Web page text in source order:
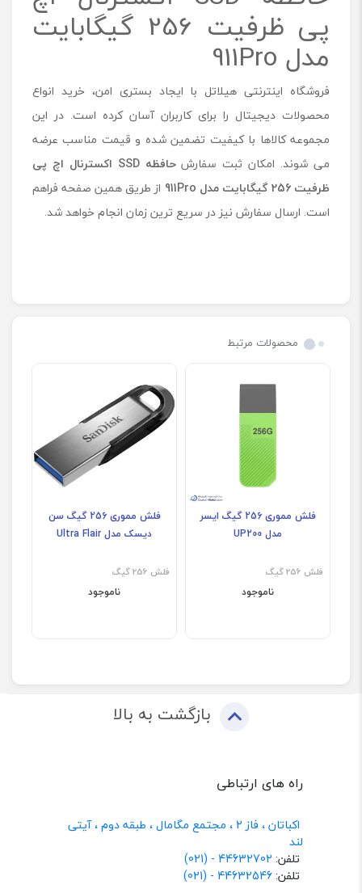
پی ظرفیت 256 گیگابایت
مدل 911Pro
فروشگاه اینترنتی هیلاتل با ایجاد بستری امن، خرید انواع
محصولات دیجیتال را برای کاربران آسان کرده است. در این
مجموعه کالاها با کیفیت تضمین شده و قیمت مناسب عرضه
می شوند. امکان ثبت سفارش
حافظه SSD اکسترنال اچ پی
ظرفیت 256 گیگابایت مدل
911Pro از طریق همین صفحه فراهم
است. ارسال سفارش نیز در سریع ترین زمان انجام خواهد شد.
محصولات مرتبط
فلش مموری 256 گیگ ایسر
مدل UP200
فلش 256 گیگ
ناموجود
فلش مموری 256 گیگ سن
دیسک مدل Ultra Flair
فلش 256 گیگ
ناموجود
بازگشت به بالا
راه های ارتباطی
اکباتان ، فاز 2 ، مجتمع مگامال ، طبقه دوم ، آیتی
لند
تلفن: 44632702 - (021)
تلفن:44632546 - (021)